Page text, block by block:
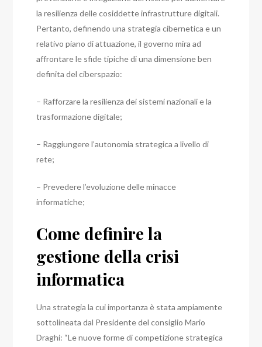
la resilienza delle cosiddette infrastrutture digitali.
Pertanto, definendo una strategia cibernetica e un
relativo piano di attuazione, il governo mira ad
affrontare le sfide tipiche di una dimensione ben
definita del ciberspazio:
– Rafforzare la resilienza dei sistemi nazionali e la
trasformazione digitale;
– Raggiungere l’autonomia strategica a livello di
rete;
– Prevedere l’evoluzione delle minacce
informatiche;
Come definire la
gestione della crisi
informatica
Una strategia la cui importanza è stata ampiamente
sottolineata dal Presidente del consiglio Mario
Draghi: “Le nuove forme di competizione strategica